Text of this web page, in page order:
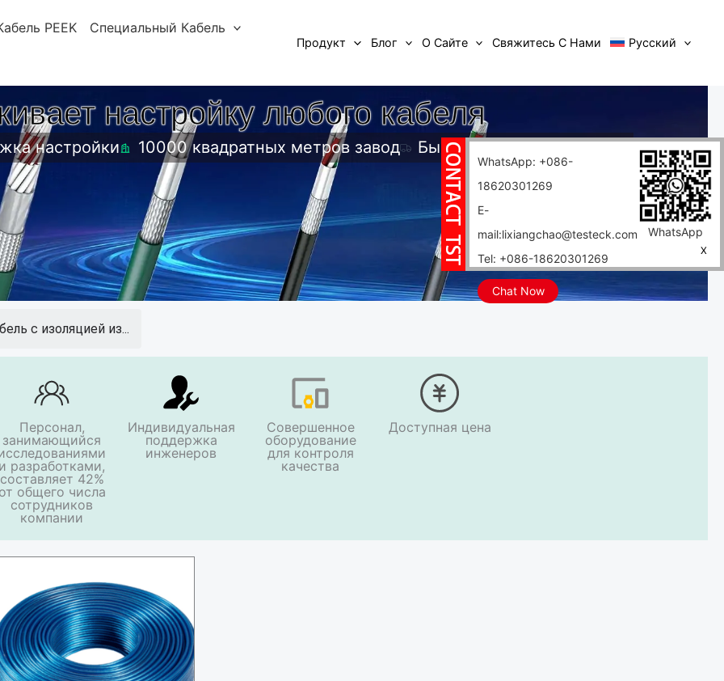
WhatsApp: +086-
18620301269
E-
mail:lixiangchao@testeck.com
Tel: +086-18620301269
Chat Now
WhatsApp
X
PEEK
Специальный Кабель
Продукт Блог О Сайте Свяжитесь С Нами Русский
настройку любого кабеля
настройки 10000 квадратных метров завод Быстрая доставка
с изоляцией из...
Персонал,
занимающийся
и разработками,
составляет 42%
от общего числа
сотрудников
компании
Индивидуальная
поддержка
инженеров
Совершенное
оборудование
для контроля
качества
Доступная цена